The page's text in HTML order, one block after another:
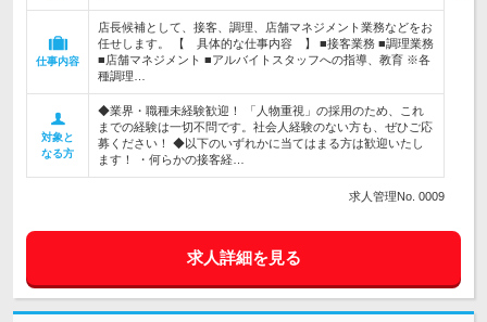
仕事内容
店長候補として、接客、調理、店舗マネジメント業務などをお
任せします。 【 具体的な仕事内容 】 ■接客業務 ■調理業務
■店舗マネジメント ■アルバイトスタッフへの指導、教育 ※各
種調理…
対象と
なる方
◆業界・職種未経験歓迎！ 「人物重視」の採用のため、これ
までの経験は一切不問です。社会人経験のない方も、ぜひご応
募ください！ ◆以下のいずれかに当てはまる方は歓迎いたし
ます！ ・何らかの接客経…
求人管理No. 0009
求人詳細を見る